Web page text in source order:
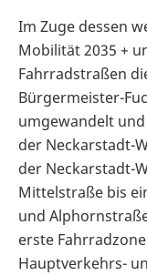
Im Zuge dessen
Mobilität 2035 +
Fahrradstraßen
Bürgermeister-
umgewandelt
der Neckarstadt-
der Neckarstadt-
Mittelstraße bis
und
erste
Hauptverkehrs-